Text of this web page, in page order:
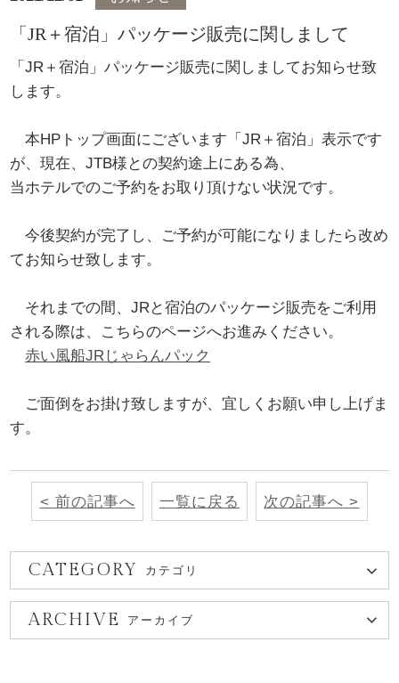
「JR＋宿泊」パッケージ販売に関しまして
「JR＋宿泊」パッケージ販売に関しましてお知らせ致
します。
本HPトップ画面にございます「JR＋宿泊」表示です
が、現在、JTB様との契約途上にある為、
当ホテルでのご予約をお取り頂けない状況です。
今後契約が完了し、ご予約が可能になりましたら改め
てお知らせ致します。
それまでの間、JRと宿泊のパッケージ販売をご利用
される際は、こちらのページへお進みください。
赤い風船JRじゃらんパック
ご面倒をお掛け致しますが、宜しくお願い申し上げま
す。
< 前の記事へ 一覧に戻る 次の記事へ >
CATEGORY カテゴリ
ARCHIVE アーカイブ